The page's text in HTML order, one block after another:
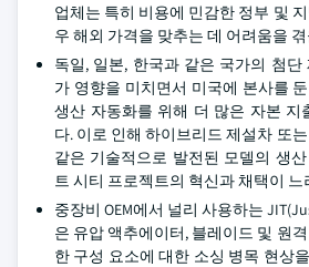
업체는 특히 비용에 민감한 정부 및
우 해외 가격을 맞추는 데 어려움을
독일, 일본, 한국과 같은 국가의 첨단
가 영향을 미치면서 미국에 본사를
생산 자동화를 위해 더 많은 자본 지
다. 이로 인해 하이브리드 제설차 또
같은 기술적으로 발전된 모델의 생
트 시티 프로젝트의 혁신과 채택이
중장비 OEM에서 널리 사용하는
은 유압 액추에이터, 블레이드 및 원
한 구성 요소에 대한 소싱 병목 현상